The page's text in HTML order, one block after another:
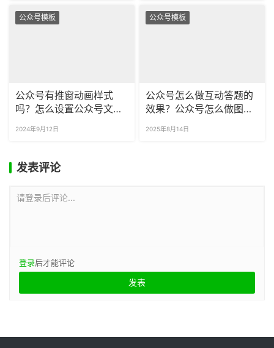
公众号模板
公众号有推窗动画样式
吗？怎么设置公众号文章
2024年9月12日
公众号模板
公众号怎么做互动答题的
效果？公众号怎么做图片
2025年8月14日
发表评论
请登录后评论...
登录后才能评论